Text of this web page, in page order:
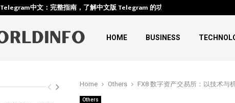
Telegram中文：完整指南，了解中文版 Telegram 的功能、下载与使用
HOME BUSINESS
Home Others FX8 数字资产交易所：以技术与
Others